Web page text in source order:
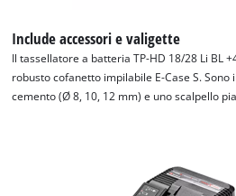
Include accessori e valigette
Il tassellatore a batteria TP-HD 18/28 Li BL
robusto cofanetto impilabile E-Case S.
cemento (Ø 8, 10, 12 mm) e uno scalpello